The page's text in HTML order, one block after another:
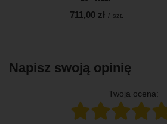
711,00 zł / szt.
Napisz swoją opinię
Twoja ocena: